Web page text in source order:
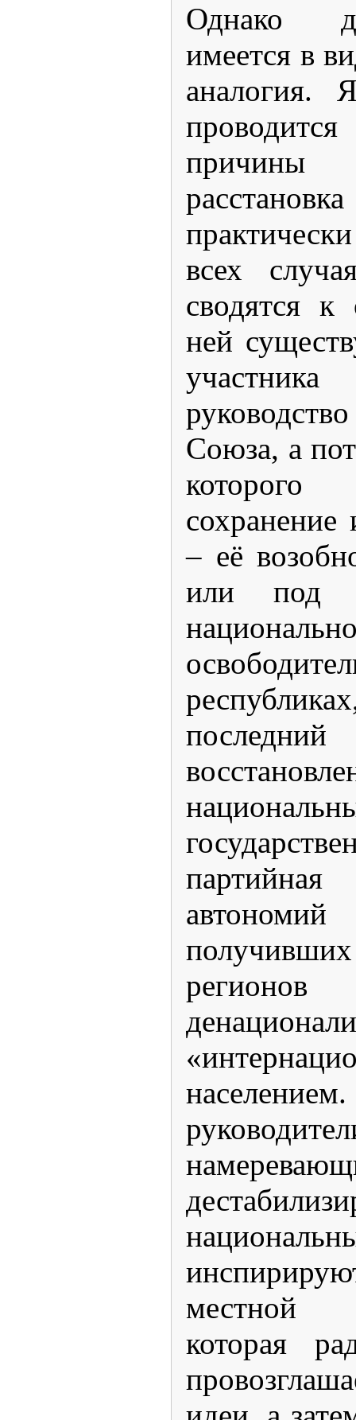
Однако
имеется в
аналогия.
причины
всех
сводятся
ней
Союза, а
– её
или под
местной
которая